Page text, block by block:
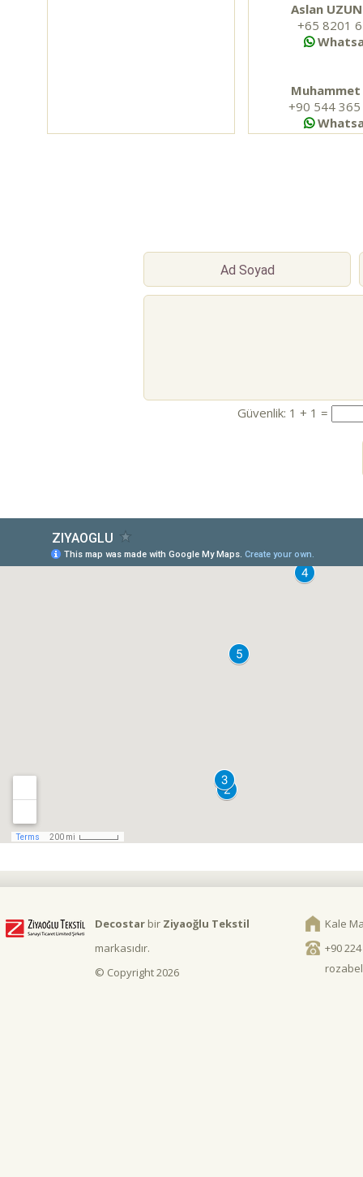
Aslan
+65 8201
Muhammet
+90 544
Güvenlik: 1 + 1 =
Decostar bir Ziyaoğlu Tekstil
markasıdır.
© Copyright 2026
Kale
+90